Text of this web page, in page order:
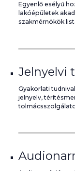
Egyenlő esélyű
lakóépületek
szakmérnökök
Jelnyelvi
Gyakorlati
jelnyelv,